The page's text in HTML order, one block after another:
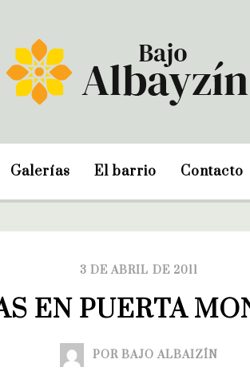
Galerías El barrio Contacto
3 DE ABRIL DE 2011
EN PUERTA
POR BAJO ALBAIZÍN